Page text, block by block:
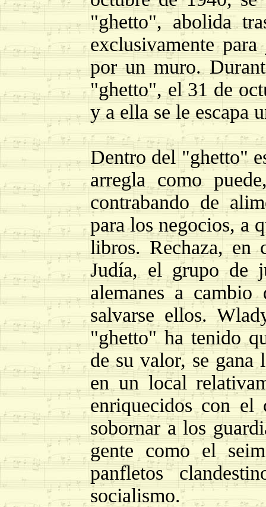
"ghetto", abolida
exclusivamente
por un muro.
"ghetto", el 31 de
y a ella se le escapa
Dentro del "ghetto"
arregla como
contrabando de
para los negocios, a
libros. Rechaza, en
Judía, el grupo de
alemanes a
salvarse ellos.
"ghetto" ha tenido
de su valor, se gana
en un local
enriquecidos con el
sobornar a los
gente como el
panfletos
socialismo.